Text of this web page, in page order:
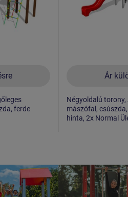
ferde
Ár
Négyoldalú
mászófal,
hinta, 2x Normal